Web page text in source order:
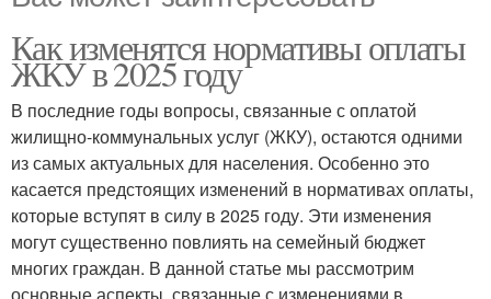
Как изменятся нормативы оплаты
ЖКУ в 2025 году
В последние годы вопросы, связанные с оплатой
жилищно-коммунальных услуг (ЖКУ), остаются одними
из самых актуальных для населения. Особенно это
касается предстоящих изменений в нормативах оплаты,
которые вступят в силу в 2025 году. Эти изменения
могут существенно повлиять на семейный бюджет
многих граждан. В данной статье мы рассмотрим
основные аспекты, связанные с изменениями в